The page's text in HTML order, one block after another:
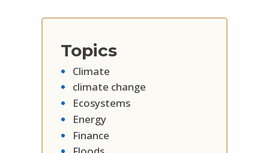
Topics
Climate
climate change
Ecosystems
Energy
Finance